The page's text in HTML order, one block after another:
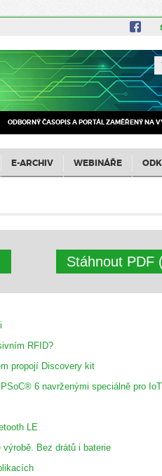
ODBORNÝ ČASOPIS A PORTÁL ZAMĚŘENÝ NA
E-ARCHIV WEBINÁŘE
Stáhnout PDF
RFID?
propojí Discovery kit
6 navrženými speciálně pro IoT
LE
Bez drátů i baterie